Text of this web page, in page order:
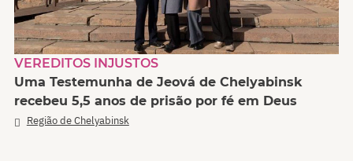
VEREDITOS INJUSTOS
Uma Testemunha de Jeová de Chelyabinsk
recebeu 5,5 anos de prisão por fé em Deus
Região de Chelyabinsk